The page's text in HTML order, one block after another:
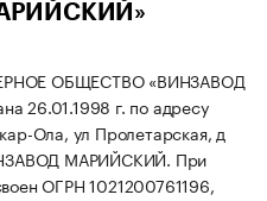
ОБЩЕСТВО «ВИНЗАВОД
26.01.1998 г. по адресу
Ола, ул Пролетарская, д
МАРИЙСКИЙ. При
ОГРН 1021200761196,